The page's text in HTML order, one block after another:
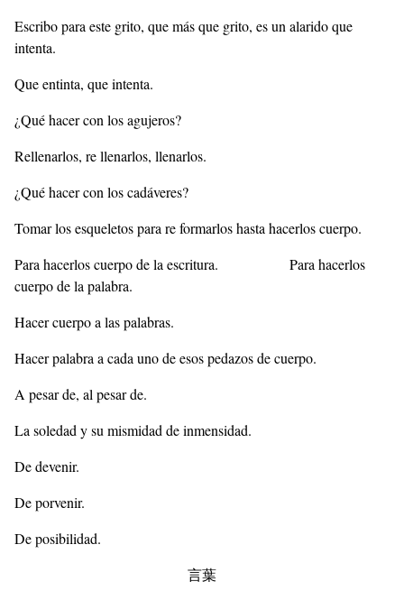
Escribo para este grito, que más que grito, es un alarido que
intenta.
Que entinta, que intenta.
¿Qué hacer con los agujeros?
Rellenarlos, re llenarlos, llenarlos.
¿Qué hacer con los cadáveres?
Tomar los esqueletos para re formarlos hasta hacerlos cuerpo.
Para hacerlos cuerpo de la escritura. Para hacerlos
cuerpo de la palabra.
Hacer cuerpo a las palabras.
Hacer palabra a cada uno de esos pedazos de cuerpo.
A pesar de, al pesar de.
La soledad y su mismidad de inmensidad.
De devenir.
De porvenir.
De posibilidad.
言葉